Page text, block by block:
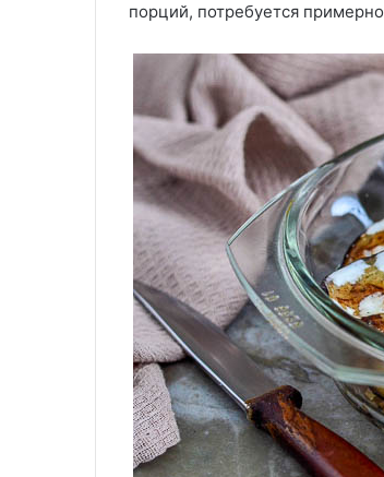
порций, потребуется